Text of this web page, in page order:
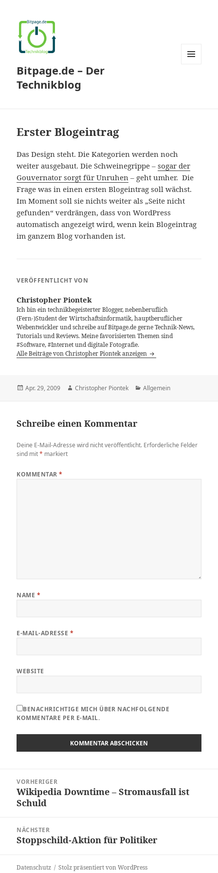
Bitpage.de – Der
Technikblog
Erster Blogeintrag
Das Design steht. Die Kategorien werden noch
weiter ausgebaut. Die Schweinegrippe –sogar der
Gouvernator sorgt für Unruhen – geht umher. Die
Frage was in einen ersten Blogeintrag soll wächst.
Im Moment soll sie nichts weiter als „Seite nicht
gefunden“ verdrängen, dass von WordPress
automatisch angezeigt wird, wenn kein Blogeintrag
im ganzem Blog vorhanden ist.
VERÖFFENTLICHT VON
Christopher Piontek
Ich bin ein technikbegeisterter Blogger, nebenberuflich
(Fern-)Student der Wirtschaftsinformatik, hauptberuflicher
Webentwickler und schreibe auf Bitpage.de gerne Technik-News,
Tutorials und Reviews. Meine favorisierten Themen sind
#Software, #Internet und digitale Fotografie.
Alle Beiträge von Christopher Piontek anzeigen
Veröffentlicht
Apr. 29, 2009 Autor
Christopher Piontek Kategorien
Allgemein
Schreibe einen Kommentar
Deine E-Mail-Adresse wird nicht veröffentlicht. Erforderliche Felder
sind mit* markiert
KOMMENTAR*
NAME *
E-MAIL-ADRESSE *
WEBSITE
BENACHRICHTIGE MICH ÜBER NACHFOLGENDE
KOMMENTARE PER E-MAIL.
VORHERIGER
Vorheriger
Beitrag:
Wikipedia Downtime – Stromausfall ist
Schuld
NÄCHSTER
Nächster
Stoppschild-Aktion für Politiker
Datenschutz Stolz präsentiert von WordPress